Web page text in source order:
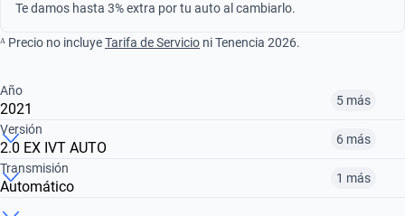
Te damos hasta 3% extra por tu auto al cambiarlo.
ᴬ Precio no incluyeTarifa de Servicio ni Tenencia 2026.
Año
2021 5 más
¿Comparar versiones? → Pregúntale a KOPI
Versión
2.0 EX IVT AUTO 6 más
¿Comparar versiones? → Pregúntale a KOPI
Transmisión
Automático 1 más